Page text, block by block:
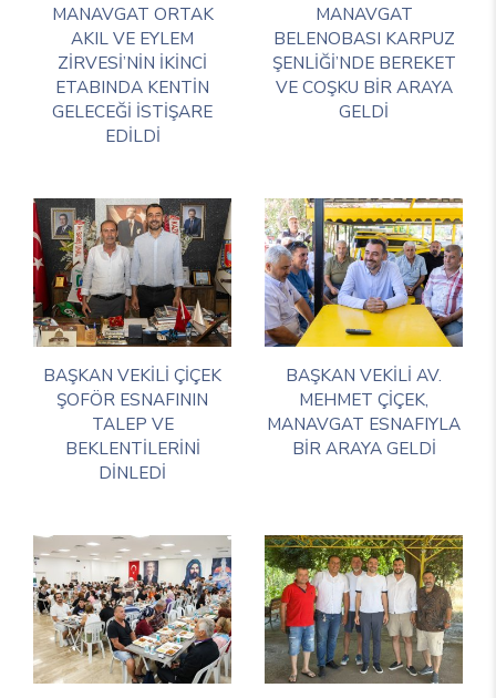
MANAVGAT ORTAK
AKIL VE EYLEM
ZİRVESİ’NİN İKİNCİ
ETABINDA KENTİN
GELECEĞİ İSTİŞARE
EDİLDİ
MANAVGAT
BELENOBASI KARPUZ
ŞENLİĞİ’NDE BEREKET
VE COŞKU BİR ARAYA
GELDİ
BAŞKAN VEKİLİ ÇİÇEK
ŞOFÖR ESNAFININ
TALEP VE
BEKLENTİLERİNİ
DİNLEDİ
BAŞKAN VEKİLİ AV.
MEHMET ÇİÇEK,
MANAVGAT ESNAFIYLA
BİR ARAYA GELDİ